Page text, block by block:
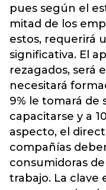
pues según el
mitad de los
estos, requerirá
significativa. El
rezagados, será
necesitará
9% le tomará de
capacitarse y a
aspecto, el
compañías
consumidoras
trabajo. La clave